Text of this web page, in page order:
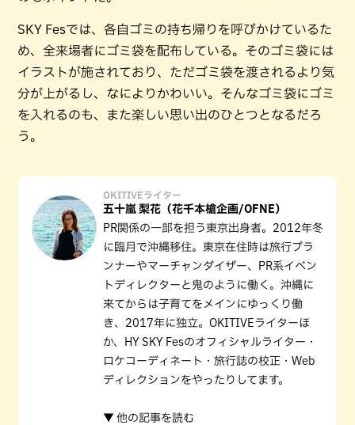
SKY Fesでは、各自ゴミの持ち帰りを呼びかけているた
め、全来場者にゴミ袋を配布している。そのゴミ袋には
イラストが施されており、ただゴミ袋を渡されるより気
分が上がるし、なによりかわいい。そんなゴミ袋にゴミ
を入れるのも、また楽しい思い出のひとつとなるだろ
う。
OKITIVEライター
五十嵐 梨花（花千本槍企画/OFNE）
PR関係の一部を担う東京出身者。2012年冬
に臨月で沖縄移住。東京在住時は旅行プラ
ンナーやマーチャンダイザー、PR系イベン
トディレクターと鬼のように働く。沖縄に
来てからは子育てをメインにゆっくり働
き、2017年に独立。OKITIVEライターほ
か、HY SKY Fesのオフィシャルライター・
ロケコーディネート・旅行誌の校正・Web
ディレクションをやったりしてます。
▼ 他の記事を読む